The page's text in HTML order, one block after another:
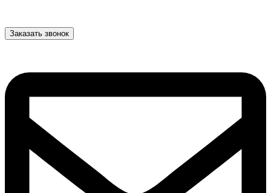
Заказать звонок